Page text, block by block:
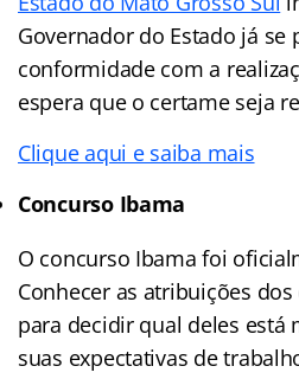
Governador do Estado já se
conformidade com a
espera que o certame seja
Clique aqui e saiba mais
Concurso Ibama
O concurso Ibama foi
Conhecer as atribuições
para decidir qual deles está
suas expectativas de